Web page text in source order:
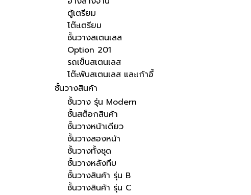
ตู้เตรียม
โต๊ะเตรียม
ชั้นวางสเตนเลส
Option 201
รถเข็นสเตนเลส
โต๊ะพับสเตนเลส และเก้าอี้
ชั้นวางสินค้า
ชั้นวาง รุ่น Modern
ชั้นสต็อกสินค้า
ชั้นวางหน้าเดียว
ชั้นวางสองหน้า
ชั้นวางทั้งชุด
ชั้นวางหลังทึบ
ชั้นวางสินค้า รุ่น B
ชั้นวางสินค้า รุ่น C